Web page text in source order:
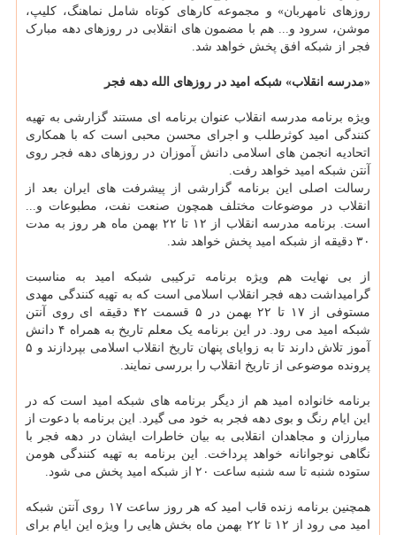
روزهای نامهربان» و مجموعه کارهای کوتاه شامل نماهنگ، کلیپ،
موشن، سرود و... هم با مضمون های انقلابی در روزهای دهه مبارک
فجر از شبکه افق پخش خواهد شد.
«مدرسه انقلاب» شبکه امید در روزهای الله دهه فجر
ویژه برنامه مدرسه انقلاب عنوان برنامه ای مستند گزارشی به تهیه
کنندگی امید کوثرطلب و اجرای محسن محبی است که با همکاری
اتحادیه انجمن های اسلامی دانش آموزان در روزهای دهه فجر روی
آنتن شبکه امید خواهد رفت.
رسالت اصلی این برنامه گزارشی از پیشرفت های ایران بعد از
انقلاب در موضوعات مختلف همچون صنعت نفت، مطبوعات و...
است. برنامه مدرسه انقلاب از ۱۲ تا ۲۲ بهمن ماه هر روز به مدت
۳۰ دقیقه از شبکه امید پخش خواهد شد.
از بی نهایت هم ویژه برنامه ترکیبی شبکه امید به مناسبت
گرامیداشت دهه فجر انقلاب اسلامی است که به تهیه کنندگی مهدی
مستوفی از ۱۷ تا ۲۲ بهمن در ۵ قسمت ۴۲ دقیقه ای روی آنتن
شبکه امید می رود. در این برنامه یک معلم تاریخ به همراه ۴ دانش
آموز تلاش دارند تا به زوایای پنهان تاریخ انقلاب اسلامی بپردازند و ۵
پرونده موضوعی از تاریخ انقلاب را بررسی نمایند.
برنامه خانواده امید هم از دیگر برنامه های شبکه امید است که در
این ایام رنگ و بوی دهه فجر به خود می گیرد. این برنامه با دعوت از
مبارزان و مجاهدان انقلابی به بیان خاطرات ایشان در دهه فجر با
نگاهی نوجوانانه خواهد پرداخت. این برنامه به تهیه کنندگی هومن
ستوده شنبه تا سه شنبه ساعت ۲۰ از شبکه امید پخش می شود.
همچنین برنامه زنده قاب امید که هر روز ساعت ۱۷ روی آنتن شبکه
امید می رود از ۱۲ تا ۲۲ بهمن ماه بخش هایی را ویژه این ایام برای